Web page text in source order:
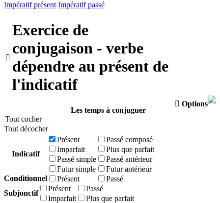
Impératif présent Impératif passé

Exercice de
conjugaison - verbe
dépendre au présent de
l'indicatif
 Options
Les temps à conjuguer
Tout cocher
Tout décocher
Indicatif
Présent
Passé composé
Imparfait
Plus que parfait
Passé simple
Passé antérieur
Futur simple
Futur antérieur
Conditionnel
Présent
Passé
Subjonctif
Présent
Passé
Imparfait
Plus que parfait